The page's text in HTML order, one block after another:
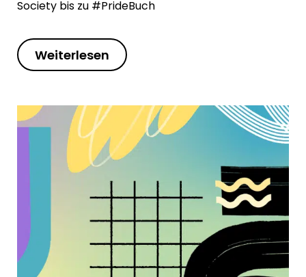
Society bis zu #PrideBuch
Weiterlesen